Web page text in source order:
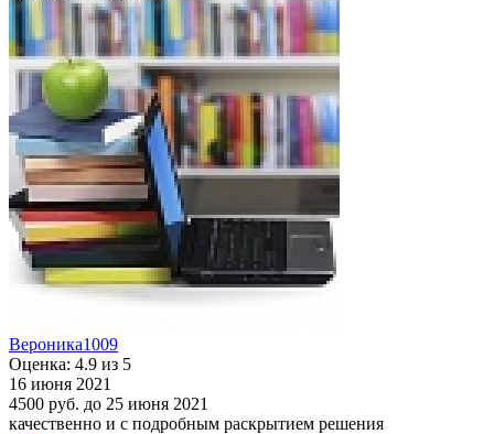
Вероника1009
Оценка: 4.9 из 5
16 июня 2021
4500 руб. до 25 июня 2021
качественно и с подробным раскрытием решения